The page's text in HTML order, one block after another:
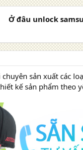
Ở đâu unlock
sản xuất các
kế sản phẩm theo